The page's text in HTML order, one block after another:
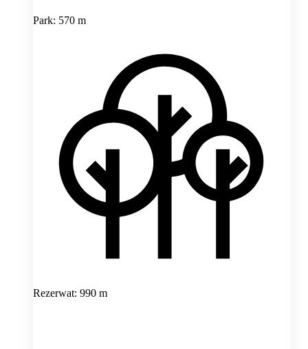
Park: 570 m
Rezerwat: 990 m